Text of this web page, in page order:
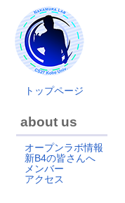
トップページ
about us
オープンラボ情報
新B4の皆さんへ
メンバー
アクセス